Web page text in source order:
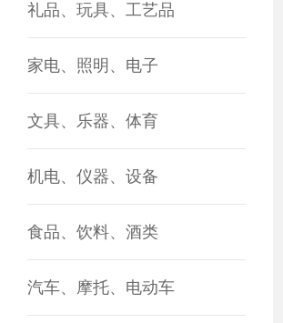
礼品、玩具、工艺品
家电、照明、电子
文具、乐器、体育
机电、仪器、设备
食品、饮料、酒类
汽车、摩托、电动车